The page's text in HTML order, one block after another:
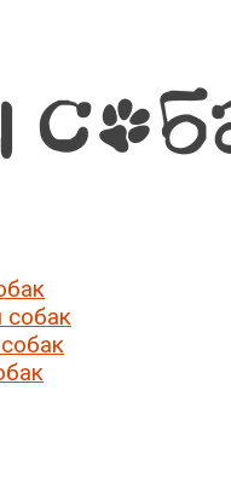
собак